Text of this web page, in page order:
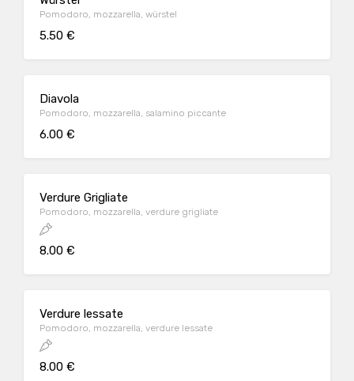
Pomodoro, mozzarella, würstel
5.50 €
Diavola
Pomodoro, mozzarella, salamino piccante
6.00 €
Verdure Grigliate
Pomodoro, mozzarella, verdure grigliate
8.00 €
Verdure lessate
Pomodoro, mozzarella, verdure lessate
8.00 €